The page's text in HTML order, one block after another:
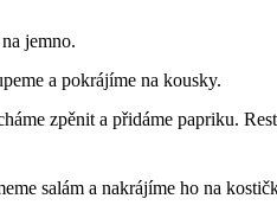
jemno.
a pokrájíme na kousky.
zpěnit a přidáme papriku.
salám a nakrájíme ho na